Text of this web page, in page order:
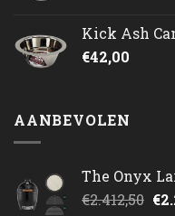
Kick Ash
€42,00
AANBEVOLEN
The Onyx
€2.412,50 €